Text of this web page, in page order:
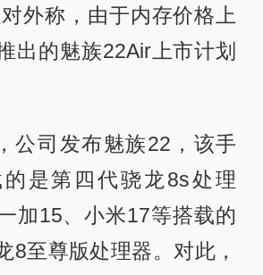
外称，由于内存价格上
出的魅族22Air上市计划
公司发布魅族22，该手
是第四代骁龙8s处理
加15、小米17等搭载的
8至尊版处理器。对此，